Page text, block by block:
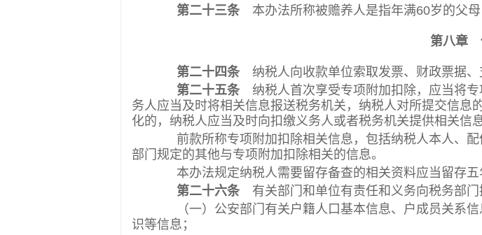
第二十三条 本办法所称被赡养人是指年满60岁的父
第八章
第二十四条 纳税人向收款单位索取发票、财政票据、
第二十五条 纳税人首次享受专项附加扣除，应当将
务人应当及时将相关信息报送税务机关，纳税人对所提交信
化的，纳税人应当及时向扣缴义务人或者税务机关提供相关信息
前款所称专项附加扣除相关信息，包括纳税人本人、配
部门规定的其他与专项附加扣除相关的信息。
本办法规定纳税人需要留存备查的相关资料应当留存五
第二十六条 有关部门和单位有责任和义务向税务部门
（一）公安部门有关户籍人口基本信息、户成员关系信
识等信息；